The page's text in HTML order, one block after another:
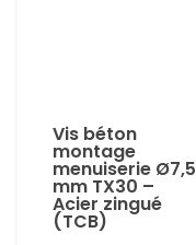
Vis béton
montage
menuiserie Ø7,5
mm TX30 –
Acier zingué
(TCB)